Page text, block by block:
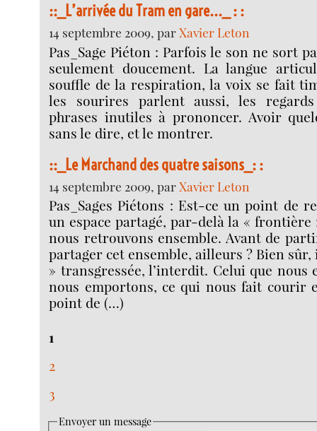
::_L’arrivée du Tram en gare..._ : :
14 septembre 2009, parXavier Leton
Pas_Sage Piéton : Parfois le son ne sort
seulement doucement. La langue
souffle de la respiration, la voix se fait
les sourires parlent aussi, les
phrases inutiles à prononcer. Avoir
sans le dire, et le montrer.
::_Le Marchand des quatre saisons_: :
14 septembre 2009, parXavier Leton
Pas_Sages Piétons : Est-ce un point de
un espace partagé, par-delà la « frontière
nous retrouvons ensemble. Avant de
partager cet ensemble, ailleurs ? Bien
» transgressée, l’interdit. Celui que nous
nous emportons, ce qui nous fait courir
point de (…)
1
2
3
Envoyer un message